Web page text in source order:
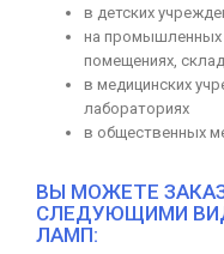
в детских
на промышленных
помещениях,
в медицинских
лабораториях
в общественных
ВЫ МОЖЕТЕ
СЛЕДУЮЩИМИ
ЛАМП: